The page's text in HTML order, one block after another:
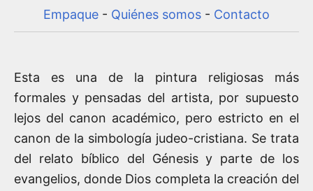
Empaque - Quiénes somos - Contacto
Esta es una de la pintura religiosas más
formales y pensadas del artista, por supuesto
lejos del canon académico, pero estricto en el
canon de la simbología judeo-cristiana. Se trata
del relato bíblico del Génesis y parte de los
evangelios, donde Dios completa la creación del